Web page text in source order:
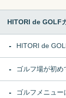
HITORI de GOLF
HITORI de
ゴルフ場が初め
ゴルフメニュー